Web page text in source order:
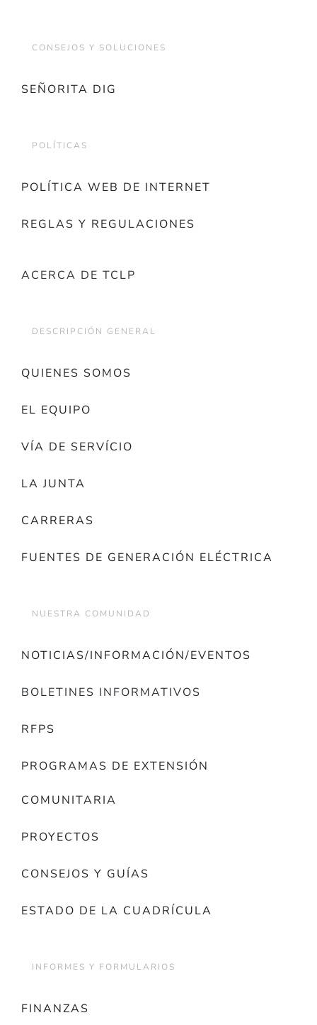
CONSEJOS Y SOLUCIONES
SEÑORITA DIG
POLÍTICAS
POLÍTICA WEB DE INTERNET
REGLAS Y REGULACIONES
ACERCA DE TCLP
DESCRIPCIÓN GENERAL
QUIENES SOMOS
EL EQUIPO
VÍA DE SERVÍCIO
LA JUNTA
CARRERAS
FUENTES DE GENERACIÓN ELÉCTRICA
NUESTRA COMUNIDAD
NOTICIAS/INFORMACIÓN/EVENTOS
BOLETINES INFORMATIVOS
RFPS
PROGRAMAS DE EXTENSIÓN
COMUNITARIA
PROYECTOS
CONSEJOS Y GUÍAS
ESTADO DE LA CUADRÍCULA
INFORMES Y FORMULARIOS
FINANZAS